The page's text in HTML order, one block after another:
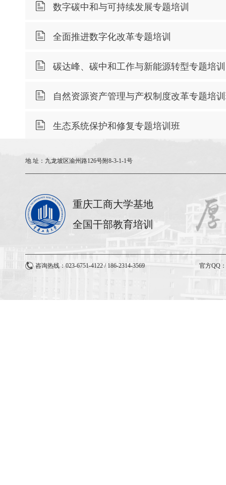
数字碳中和与可持续发展专题培训
全面推进数字化改革专题培训
碳达峰、碳中和工作与新能源转型专题培训
自然资源资产管理与产权制度改革专题培
生态系统保护和修复专题培训班
地 址： 九龙坡区渝州路126号附8-3-1-1号
重庆工商大学基地
全国干部教育培训
咨询热线：023-6751-4122 / 186-2314-3569 官方QQ